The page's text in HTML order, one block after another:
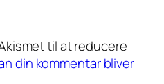
til at reducere
din kommentar bliver